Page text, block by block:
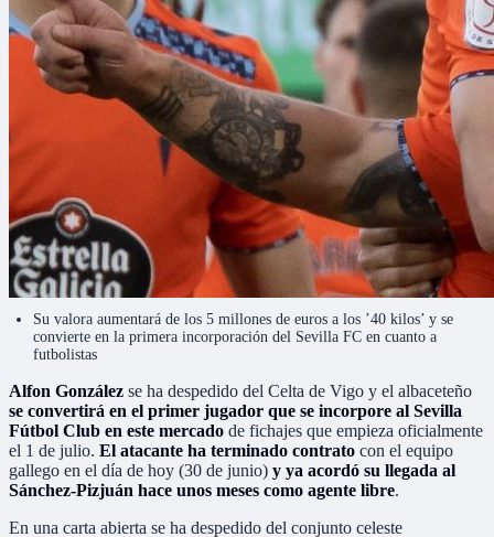
Su valora aumentará de los 5 millones de euros a los ’40 kilos’ y se
convierte en la primera incorporación del Sevilla FC en cuanto a
futbolistas
Alfon González se ha despedido del Celta de Vigo y el albaceteño
se convertirá en el primer jugador que se incorpore al Sevilla
Fútbol Club en este mercado de fichajes que empieza oficialmente
el 1 de julio. El atacante ha terminado contrato con el equipo
gallego en el día de hoy (30 de junio) y ya acordó su llegada al
Sánchez-Pizjuán hace unos meses como agente libre.
En una carta abierta se ha despedido del conjunto celeste